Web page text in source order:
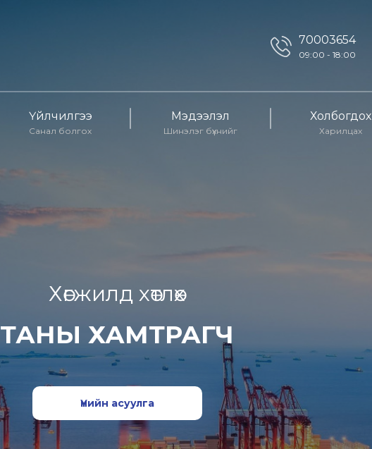
70003654
09:00 - 18:00
Үйлчилгээ
Санал болгох
Мэдээлэл
Шинэлэг бүхнийг
Холбогдох
Харилцах
Хөгжилд хөтлөх
ТАНЫ ХАМТРАГЧ
Үнийн асуулга